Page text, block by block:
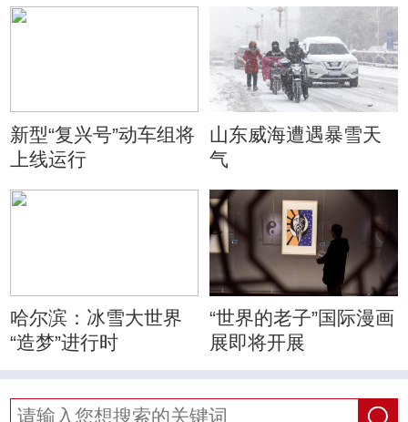
新型“复兴号”动车组将
上线运行
山东威海遭遇暴雪天
气
哈尔滨：冰雪大世界
“造梦”进行时
“世界的老子”国际漫画
展即将开展